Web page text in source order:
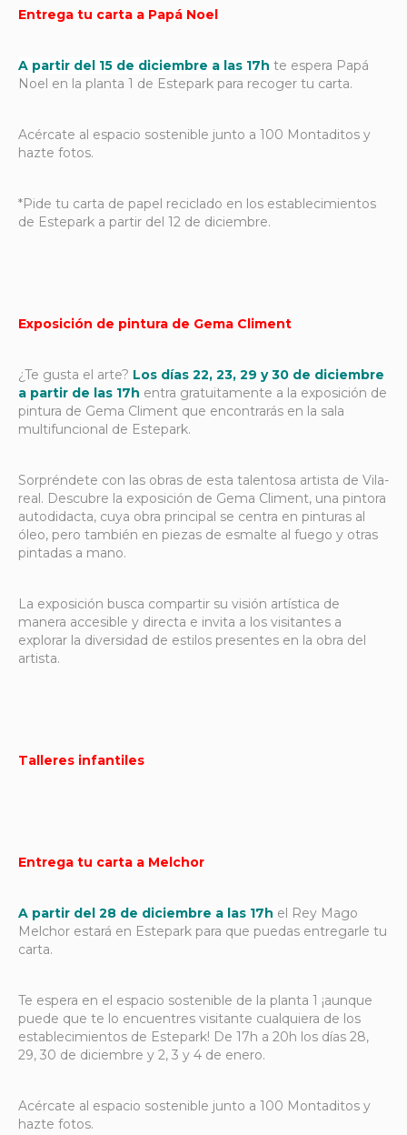
Entrega tu carta a Papá Noel
A partir del 15 de diciembre a las 17h te espera Papá
Noel en la planta 1 de Estepark para recoger tu carta.
Acércate al espacio sostenible junto a 100 Montaditos y
hazte fotos.
*Pide tu carta de papel reciclado en los establecimientos
de Estepark a partir del 12 de diciembre.
Exposición de pintura de Gema Climent
¿Te gusta el arte? Los días 22, 23, 29 y 30 de diciembre
a partir de las 17h entra gratuitamente a la exposición de
pintura de Gema Climent que encontrarás en la sala
multifuncional de Estepark.
Sorpréndete con las obras de esta talentosa artista de Vila-
real. Descubre la exposición de Gema Climent, una pintora
autodidacta, cuya obra principal se centra en pinturas al
óleo, pero también en piezas de esmalte al fuego y otras
pintadas a mano.
La exposición busca compartir su visión artística de
manera accesible y directa e invita a los visitantes a
explorar la diversidad de estilos presentes en la obra del
artista.
Talleres infantiles
Entrega tu carta a Melchor
A partir del 28 de diciembre a las 17h el Rey Mago
Melchor estará en Estepark para que puedas entregarle tu
carta.
Te espera en el espacio sostenible de la planta 1 ¡aunque
puede que te lo encuentres visitante cualquiera de los
establecimientos de Estepark! De 17h a 20h los días 28,
29, 30 de diciembre y 2, 3 y 4 de enero.
Acércate al espacio sostenible junto a 100 Montaditos y
hazte fotos.